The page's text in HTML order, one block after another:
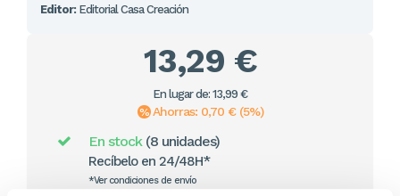
Editor: Editorial Casa Creación
13,29 €
En lugar de: 13,99 €
Ahorras: 0,70 € (5%)
En stock (8 unidades)
Recíbelo en 24/48H*
*Ver condiciones de envío